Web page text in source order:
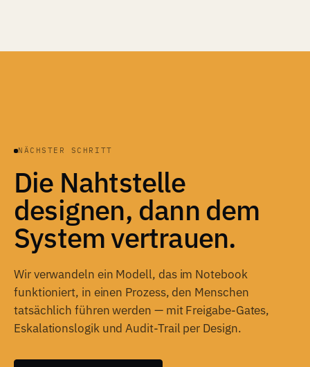
NÄCHSTER SCHRITT
Die Nahtstelle
designen, dann dem
System vertrauen.
Wir verwandeln ein Modell, das im Notebook
funktioniert, in einen Prozess, den Menschen
tatsächlich führen werden — mit Freigabe-Gates,
Eskalationslogik und Audit-Trail per Design.